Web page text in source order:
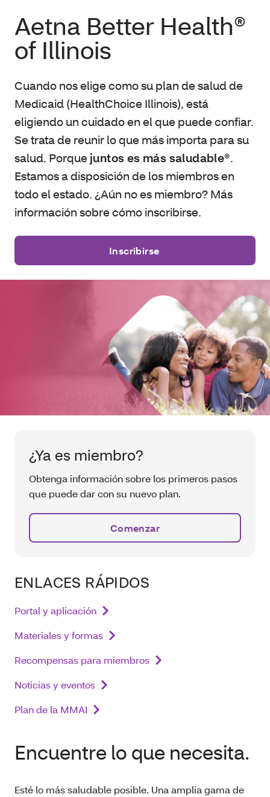
Aetna Better Health®
of Illinois
Cuando nos elige como su plan de salud de
Medicaid (HealthChoice Illinois), está
eligiendo un cuidado en el que puede confiar.
Se trata de reunir lo que más importa para su
salud. Porque juntos es más saludable®.
Estamos a disposición de los miembros en
todo el estado. ¿Aún no es miembro? Más
información sobre cómo inscribirse.
Inscribirse
¿Ya es miembro?
Obtenga información sobre los primeros pasos
que puede dar con su nuevo plan.
Comenzar
ENLACES RÁPIDOS
Portal y aplicación
Materiales y formas
Recompensas para miembros
Noticias y eventos
Plan de la MMAI
Encuentre lo que necesita.
Esté lo más saludable posible. Una amplia gama de